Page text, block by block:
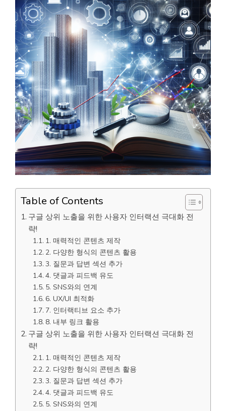
Table of Contents
구글 상위 노출을 위한 사용자 인터랙션 극대화 전
략!
1. 매력적인 콘텐츠 제작
2. 다양한 형식의 콘텐츠 활용
3. 질문과 답변 섹션 추가
4. 댓글과 피드백 유도
5. SNS와의 연계
6. UX/UI 최적화
7. 인터랙티브 요소 추가
8. 내부 링크 활용
구글 상위 노출을 위한 사용자 인터랙션 극대화 전
략!
1. 매력적인 콘텐츠 제작
2. 다양한 형식의 콘텐츠 활용
3. 질문과 답변 섹션 추가
4. 댓글과 피드백 유도
5. SNS와의 연계